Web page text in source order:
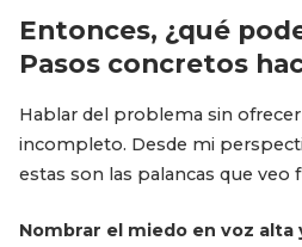
Entonces, ¿qué
Pasos concretos
Hablar del problema sin
incompleto. Desde mi
estas son las palancas que veo
Nombrar el miedo en voz alta